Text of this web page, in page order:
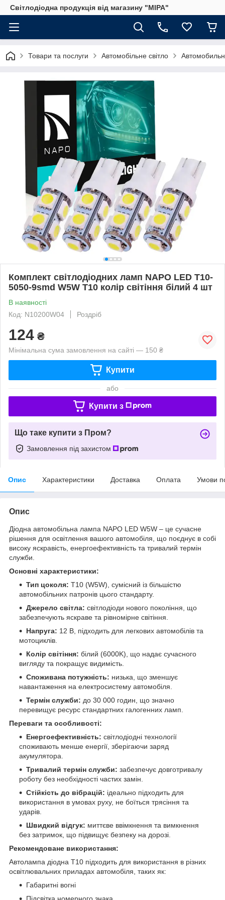
Світлодіодна продукція від магазину "МІРА"
Товари та послуги Автомобільне світло
Комплект світлодіодних ламп NAPO LED T10-
5050-9smd W5W T10 колір світіння білий 4 шт
В наявності
Код: N10200W04
Роздріб
124 ₴
Мінімальна сума замовлення на сайті — 150 ₴
Купити
або
Купити з
Що таке купити з Пром?
Замовлення під захистом
Опис Характеристики Доставка Оплата Умови
Опис
Діодна автомобільна лампа NAPO LED W5W – це сучасне
рішення для освітлення вашого автомобіля, що поєднує в собі
високу яскравість, енергоефективність та тривалий термін
служби.
Основні характеристики:
Тип цоколя: T10 (W5W), сумісний із більшістю
автомобільних патронів цього стандарту.
Джерело світла: світлодіоди нового покоління, що
забезпечують яскраве та рівномірне світіння.
Напруга: 12 В, підходить для легкових автомобілів та
мотоциклів.
Колір світіння: білий (6000K), що надає сучасного
вигляду та покращує видимість.
Споживана потужність: низька, що зменшує
навантаження на електросистему автомобіля.
Термін служби: до 30 000 годин, що значно
перевищує ресурс стандартних галогенних ламп.
Переваги та особливості:
Енергоефективність: світлодіодні технології
споживають менше енергії, зберігаючи заряд
акумулятора.
Тривалий термін служби: забезпечує довготривалу
роботу без необхідності частих замін.
Стійкість до вібрацій: ідеально підходить для
використання в умовах руху, не боїться трясіння та
ударів.
Швидкий відгук: миттєве ввімкнення та вимкнення
без затримок, що підвищує безпеку на дорозі.
Рекомендоване використання:
Автолампа діодна T10 підходить для використання в різних
освітлювальних приладах автомобіля, таких як:
Габаритні вогні
Підсвітка номерного знака